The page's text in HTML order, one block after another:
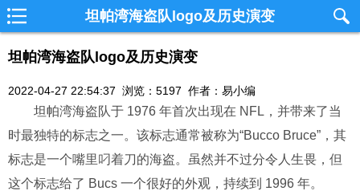
坦帕湾海盗队logo及历史演变
坦帕湾海盗队logo及历史演变
2022-04-27 22:54:37 浏览：5197 作者：易小编
坦帕湾海盗队于 1976 年首次出现在 NFL，并带来了当
时最独特的标志之一。该标志通常被称为“Bucco Bruce”，其
标志是一个嘴里叼着刀的海盗。虽然并不过分令人生畏，但
这个标志给了 Bucs 一个很好的外观，持续到 1996 年。